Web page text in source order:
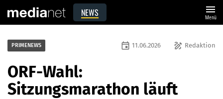
NEWS menu
Menü
PRIMENEWS draw Redaktion
event 11.06.2026
ORF-Wahl:
Sitzungsmarathon läuft